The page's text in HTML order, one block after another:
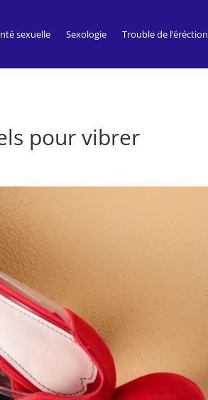
sexuelle Sexologie Trouble de l’éréction
pour vibrer